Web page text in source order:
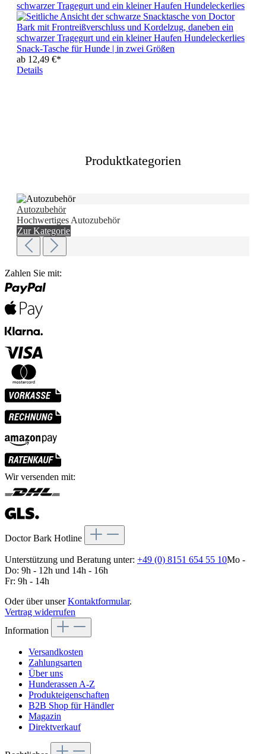
Snack-Tasche für Hunde | in zwei Größen
ab 12,49 €*
Details
Produktkategorien
Autozubehör
Hochwertiges Autozubehör
Zur Kategorie
Zahlen Sie mit:
Wir versenden mit:
Doctor Bark Hotline
Unterstützung und Beratung unter: +49 (0) 8151 654 55 10Mo -
Do: 9h - 12h und 14h - 16h
Fr: 9h - 14h
Oder über unserKontaktformular.
Vertrag widerrufen
Information
Versandkosten
Zahlungsarten
Über uns
Hunderassen A-Z
Produkteigenschaften
B2B Shop für Händler
Magazin
Direktverkauf